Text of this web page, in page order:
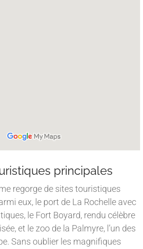
principales
regorge de sites touristiques
eux, le port de La Rochelle avec
le Fort Boyard, rendu célèbre
et le zoo de la Palmyre, l’un des
Sans oublier les magnifiques